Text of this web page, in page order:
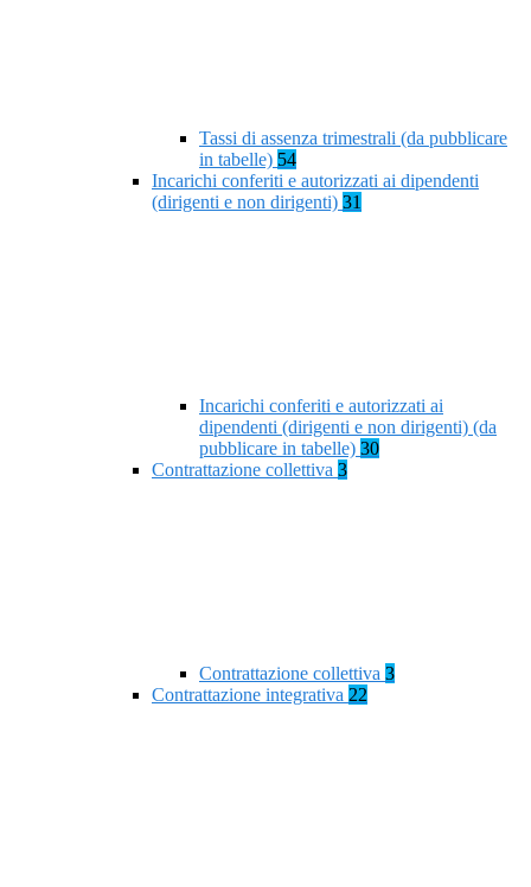
Tassi di assenza trimestrali (da pubblicare
in tabelle) 54
Incarichi conferiti e autorizzati ai dipendenti
(dirigenti e non dirigenti) 31
Incarichi conferiti e autorizzati ai
dipendenti (dirigenti e non dirigenti) (da
pubblicare in tabelle) 30
Contrattazione collettiva 3
Contrattazione collettiva 3
Contrattazione integrativa 22